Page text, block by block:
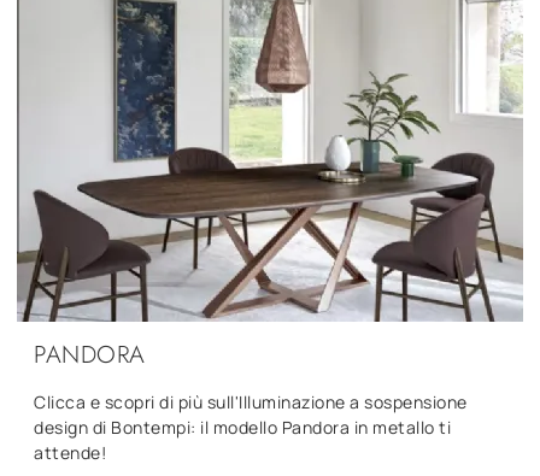
PANDORA
Clicca e scopri di più sull'Illuminazione a sospensione
design di Bontempi: il modello Pandora in metallo ti
attende!